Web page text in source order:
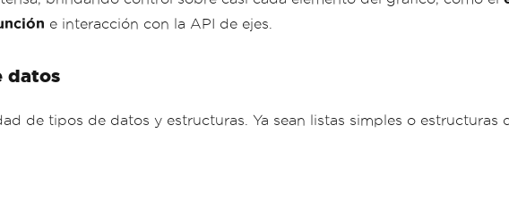
e interacción con la API de ejes.
datos
de tipos de datos y estructuras. Ya sean listas simples o